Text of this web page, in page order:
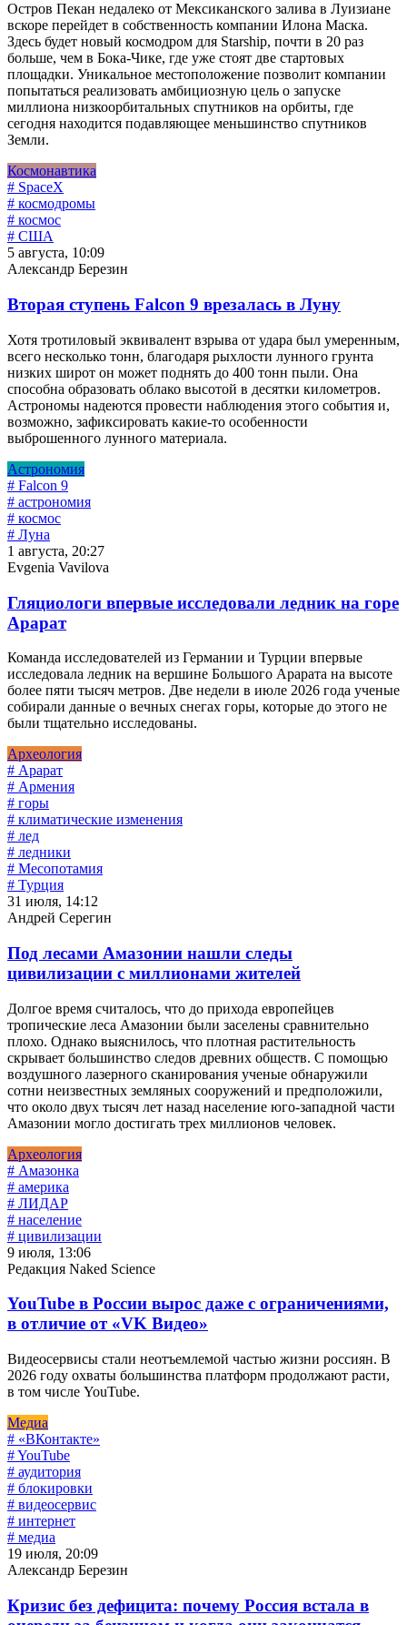
Остров Пекан недалеко от Мексиканского залива в Луизиане
вскоре перейдет в собственность компании Илона Маска.
Здесь будет новый космодром для Starship, почти в 20 раз
больше, чем в Бока-Чике, где уже стоят две стартовых
площадки. Уникальное местоположение позволит компании
попытаться реализовать амбициозную цель о запуске
миллиона низкоорбитальных спутников на орбиты, где
сегодня находится подавляющее меньшинство спутников
Земли.
Космонавтика
# SpaceX
# космодромы
# космос
# США
5 августа, 10:09
Александр Березин
Вторая ступень Falcon 9 врезалась в Луну
Хотя тротиловый эквивалент взрыва от удара был умеренным,
всего несколько тонн, благодаря рыхлости лунного грунта
низких широт он может поднять до 400 тонн пыли. Она
способна образовать облако высотой в десятки километров.
Астрономы надеются провести наблюдения этого события и,
возможно, зафиксировать какие-то особенности
выброшенного лунного материала.
Астрономия
# Falcon 9
# астрономия
# космос
# Луна
1 августа, 20:27
Evgenia Vavilova
Гляциологи впервые исследовали ледник на горе
Арарат
Команда исследователей из Германии и Турции впервые
исследовала ледник на вершине Большого Арарата на высоте
более пяти тысяч метров. Две недели в июле 2026 года ученые
собирали данные о вечных снегах горы, которые до этого не
были тщательно исследованы.
Археология
# Арарат
# Армения
# горы
# климатические изменения
# лед
# ледники
# Месопотамия
# Турция
31 июля, 14:12
Андрей Серегин
Под лесами Амазонии нашли следы
цивилизации с миллионами жителей
Долгое время считалось, что до прихода европейцев
тропические леса Амазонии были заселены сравнительно
плохо. Однако выяснилось, что плотная растительность
скрывает большинство следов древних обществ. С помощью
воздушного лазерного сканирования ученые обнаружили
сотни неизвестных земляных сооружений и предположили,
что около двух тысяч лет назад население юго-западной части
Амазонии могло достигать трех миллионов человек.
Археология
# Амазонка
# америка
# ЛИДАР
# население
# цивилизации
9 июля, 13:06
Редакция Naked Science
YouTube в России вырос даже с ограничениями,
в отличие от «VK Видео»
Видеосервисы стали неотъемлемой частью жизни россиян. В
2026 году охваты большинства платформ продолжают расти,
в том числе YouTube.
Медиа
# «ВКонтакте»
# YouTube
# аудитория
# блокировки
# видеосервис
# интернет
# медиа
19 июля, 20:09
Александр Березин
Кризис без дефицита: почему Россия встала в